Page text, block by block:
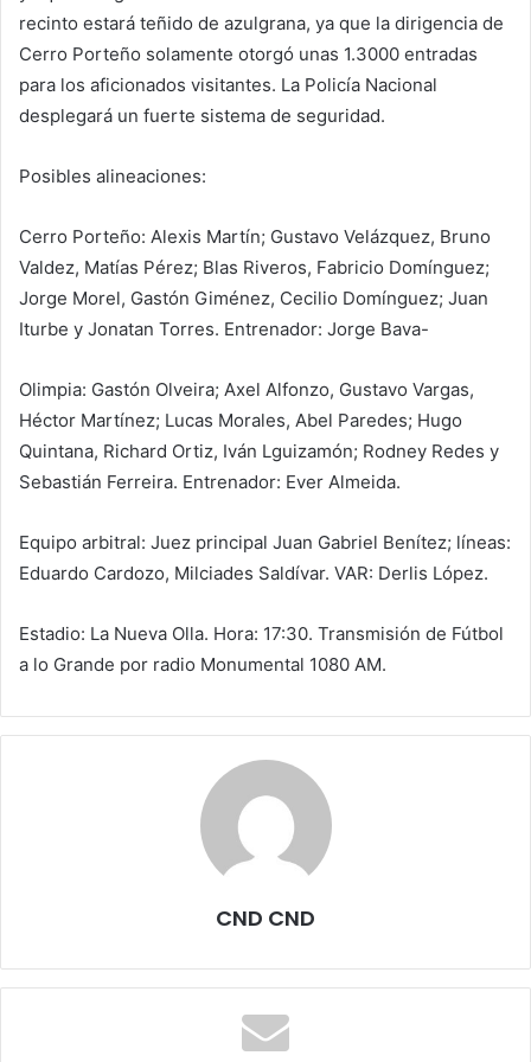
recinto estará teñido de azulgrana, ya que la dirigencia de
Cerro Porteño solamente otorgó unas 1.3000 entradas
para los aficionados visitantes. La Policía Nacional
desplegará un fuerte sistema de seguridad.
Posibles alineaciones:
Cerro Porteño: Alexis Martín; Gustavo Velázquez, Bruno
Valdez, Matías Pérez; Blas Riveros, Fabricio Domínguez;
Jorge Morel, Gastón Giménez, Cecilio Domínguez; Juan
Iturbe y Jonatan Torres. Entrenador: Jorge Bava-
Olimpia: Gastón Olveira; Axel Alfonzo, Gustavo Vargas,
Héctor Martínez; Lucas Morales, Abel Paredes; Hugo
Quintana, Richard Ortiz, Iván Lguizamón; Rodney Redes y
Sebastián Ferreira. Entrenador: Ever Almeida.
Equipo arbitral: Juez principal Juan Gabriel Benítez; líneas:
Eduardo Cardozo, Milciades Saldívar. VAR: Derlis López.
Estadio: La Nueva Olla. Hora: 17:30. Transmisión de Fútbol
a lo Grande por radio Monumental 1080 AM.
CND CND